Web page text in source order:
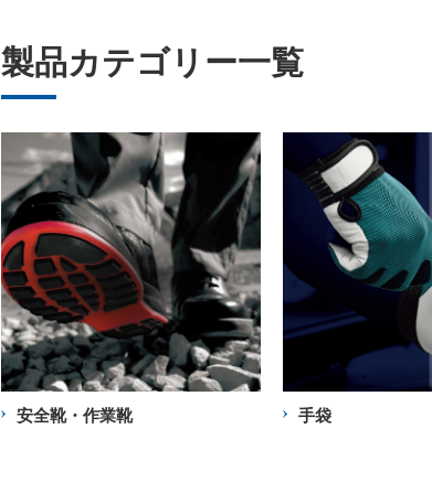
製品カテゴリー一覧
安全靴・作業靴 手袋